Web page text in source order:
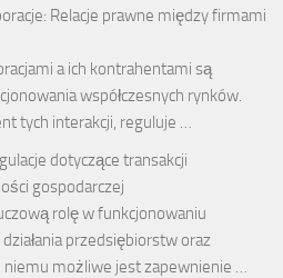
Relacje prawne między firmami
a ich kontrahentami są
współczesnych rynków.
tych interakcji, reguluje …
dotyczące transakcji
gospodarczej
rolę w funkcjonowaniu
przedsiębiorstw oraz
niemu możliwe jest zapewnienie …